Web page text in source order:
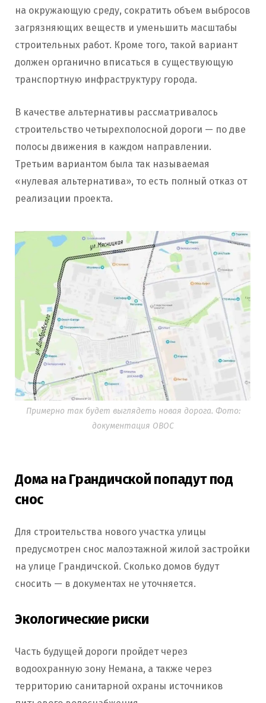
на окружающую среду, сократить объем выбросов
загрязняющих веществ и уменьшить масштабы
строительных работ. Кроме того, такой вариант
должен органично вписаться в существующую
транспортную инфраструктуру города.
В качестве альтернативы рассматривалось
строительство четырехполосной дороги — по две
полосы движения в каждом направлении.
Третьим вариантом была так называемая
«нулевая альтернатива», то есть полный отказ от
реализации проекта.
Примерно так будет выглядеть новая дорога. Фото:
документация ОВОС
Дома на Грандичской попадут под
снос
Для строительства нового участка улицы
предусмотрен снос малоэтажной жилой застройки
на улице Грандичской. Сколько домов будут
сносить — в документах не уточняется.
Экологические риски
Часть будущей дороги пройдет через
водоохранную зону Немана, а также через
территорию санитарной охраны источников